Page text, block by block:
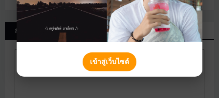
กำหนดการส่งงานนักเรียน
เข้าสู่เว็บไซต์